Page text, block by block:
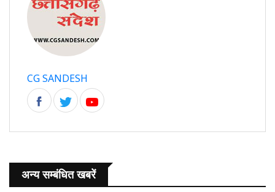
CG SANDESH
अन्य सम्बंधित खबरें